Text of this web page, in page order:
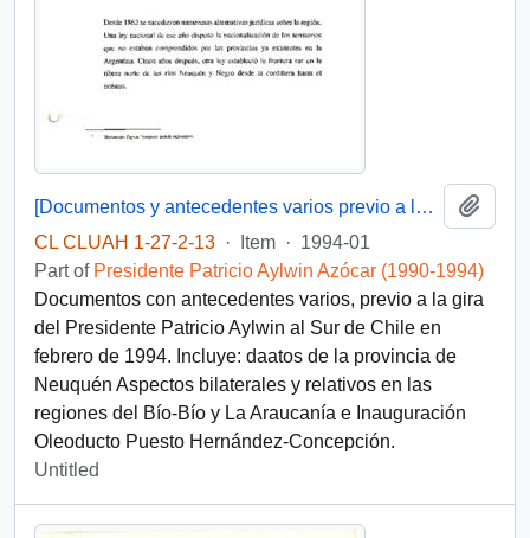
[Documentos y antecedentes varios previo a la gira del Presidente Aylwin al Sur de Chile]
CL CLUAH 1-27-2-13 · Item · 1994-01
Part of Presidente Patricio Aylwin Azócar (1990-1994)
Documentos con antecedentes varios, previo a la gira
del Presidente Patricio Aylwin al Sur de Chile en
febrero de 1994. Incluye: daatos de la provincia de
Neuquén Aspectos bilaterales y relativos en las
regiones del Bío-Bío y La Araucanía e Inauguración
Oleoducto Puesto Hernández-Concepción.
Untitled